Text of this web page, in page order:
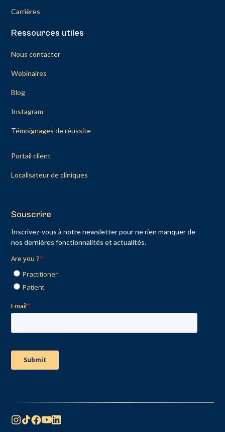
Carrières
Ressources utiles
Nous contacter
Webinaires
Blog
Instagram
Témoignages de réussite
Portail client
Localisateur de cliniques
Souscrire
Inscrivez-vous à notre newsletter pour ne rien manquer de
nos dernières fonctionnalités et actualités.